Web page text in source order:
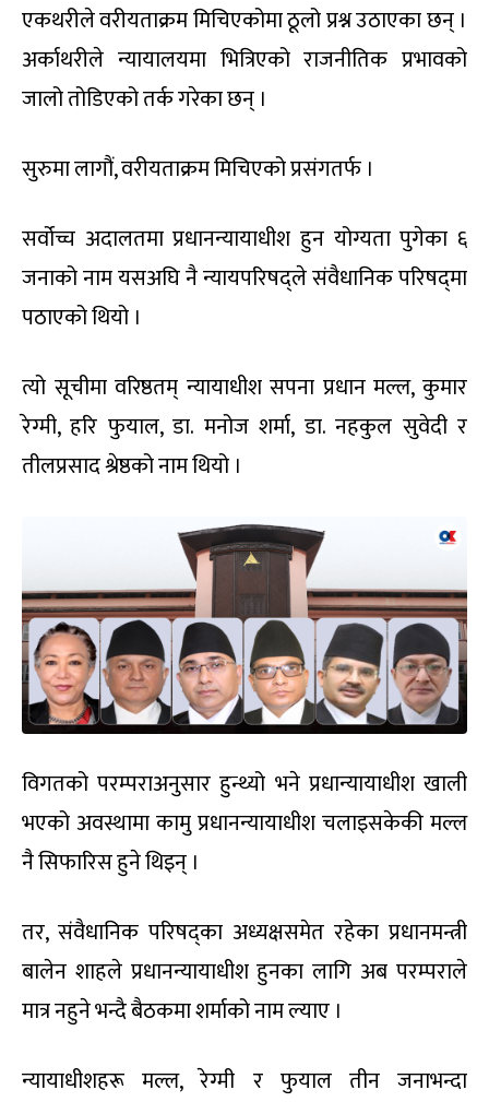
एकथरीले वरीयताक्रम मिचिएकोमा ठूलो प्रश्न उठाएका छन् ।
अर्काथरीले न्यायालयमा भित्रिएको राजनीतिक प्रभावको
जालो तोडिएको तर्क गरेका छन् ।
सुरुमा लागौं, वरीयताक्रम मिचिएको प्रसंगतर्फ ।
सर्वोच्च अदालतमा प्रधानन्यायाधीश हुन योग्यता पुगेका ६
जनाको नाम यसअघि नै न्यायपरिषद्ले संवैधानिक परिषद्‌मा
पठाएको थियो ।
त्यो सूचीमा वरिष्ठतम् न्यायाधीश सपना प्रधान मल्ल, कुमार
रेग्मी, हरि फुयाल, डा. मनोज शर्मा, डा. नहकुल सुवेदी र
तीलप्रसाद श्रेष्ठको नाम थियो ।
विगतको परम्पराअनुसार हुन्थ्यो भने प्रधान्यायाधीश खाली
भएको अवस्थामा कामु प्रधानन्यायाधीश चलाइसकेकी मल्ल
नै सिफारिस हुने थिइन् ।
तर, संवैधानिक परिषद्का अध्यक्षसमेत रहेका प्रधानमन्त्री
बालेन शाहले प्रधानन्यायाधीश हुनका लागि अब परम्पराले
मात्र नहुने भन्दै बैठकमा शर्माको नाम ल्याए ।
न्यायाधीशहरू मल्ल, रेग्मी र फुयाल तीन जनाभन्दा